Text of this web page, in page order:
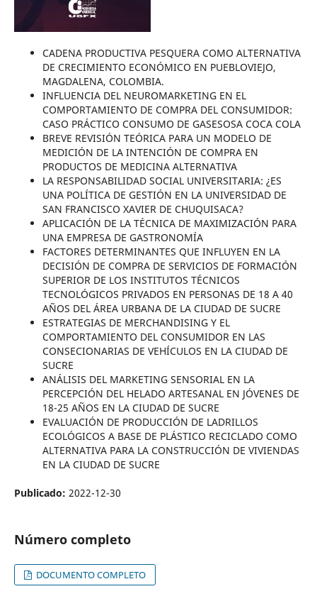
CADENA PRODUCTIVA PESQUERA COMO ALTERNATIVA
DE CRECIMIENTO ECONÓMICO EN PUEBLOVIEJO,
MAGDALENA, COLOMBIA.
INFLUENCIA DEL NEUROMARKETING EN EL
COMPORTAMIENTO DE COMPRA DEL CONSUMIDOR:
CASO PRÁCTICO CONSUMO DE GASESOSA COCA COLA
BREVE REVISIÓN TEÓRICA PARA UN MODELO DE
MEDICIÓN DE LA INTENCIÓN DE COMPRA EN
PRODUCTOS DE MEDICINA ALTERNATIVA
LA RESPONSABILIDAD SOCIAL UNIVERSITARIA: ¿ES
UNA POLÍTICA DE GESTIÓN EN LA UNIVERSIDAD DE
SAN FRANCISCO XAVIER DE CHUQUISACA?
APLICACIÓN DE LA TÉCNICA DE MAXIMIZACIÓN PARA
UNA EMPRESA DE GASTRONOMÍA
FACTORES DETERMINANTES QUE INFLUYEN EN LA
DECISIÓN DE COMPRA DE SERVICIOS DE FORMACIÓN
SUPERIOR DE LOS INSTITUTOS TÉCNICOS
TECNOLÓGICOS PRIVADOS EN PERSONAS DE 18 A 40
AÑOS DEL ÁREA URBANA DE LA CIUDAD DE SUCRE
ESTRATEGIAS DE MERCHANDISING Y EL
COMPORTAMIENTO DEL CONSUMIDOR EN LAS
CONSECIONARIAS DE VEHÍCULOS EN LA CIUDAD DE
SUCRE
ANÁLISIS DEL MARKETING SENSORIAL EN LA
PERCEPCIÓN DEL HELADO ARTESANAL EN JÓVENES DE
18-25 AÑOS EN LA CIUDAD DE SUCRE
EVALUACIÓN DE PRODUCCIÓN DE LADRILLOS
ECOLÓGICOS A BASE DE PLÁSTICO RECICLADO COMO
ALTERNATIVA PARA LA CONSTRUCCIÓN DE VIVIENDAS
EN LA CIUDAD DE SUCRE
Publicado: 2022-12-30
Número completo
DOCUMENTO COMPLETO